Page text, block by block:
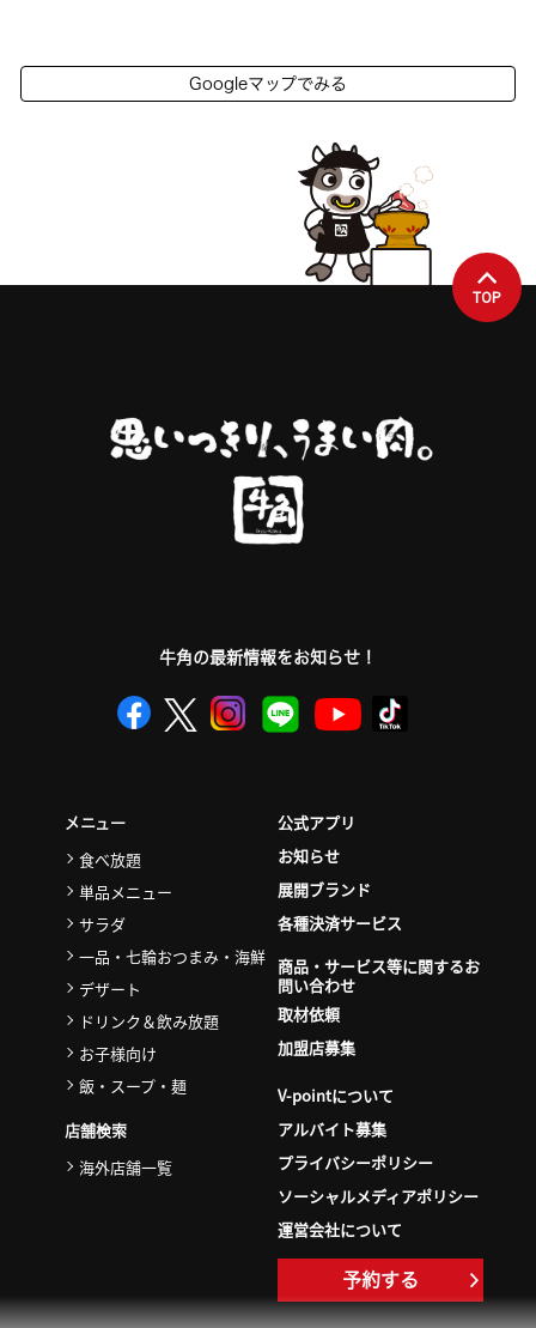
Googleマップでみる
TOP
牛角の最新情報をお知らせ！
メニュー
食べ放題
単品メニュー
サラダ
一品・七輪おつまみ・海鮮
デザート
ドリンク＆飲み放題
お子様向け
飯・スープ・麺
店舗検索
海外店舗一覧
公式アプリ
お知らせ
展開ブランド
各種決済サービス
商品・サービス等に関するお
問い合わせ
取材依頼
加盟店募集
V-pointについて
アルバイト募集
プライバシーポリシー
ソーシャルメディアポリシー
運営会社について
予約する